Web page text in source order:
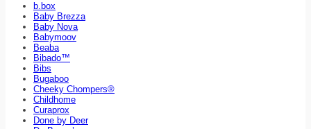
b.box
Baby Brezza
Baby Nova
Babymoov
Beaba
Bibado™
Bibs
Bugaboo
Cheeky Chompers®
Childhome
Curaprox
Done by Deer